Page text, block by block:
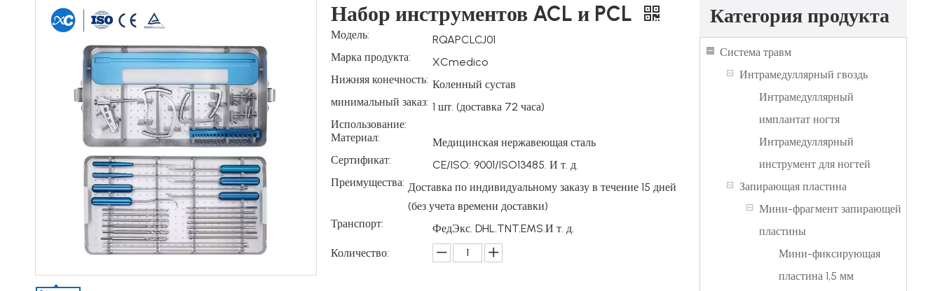
Набор инструментов ACL и PCL
Модель:
RQAPCLCJ01
Марка продукта:
XCmedico
Нижняя конечность: Коленный сустав
минимальный заказ: 1 шт. (доставка 72 часа)
Использование:
Материал:
Медицинская нержавеющая сталь
Сертификат:
CE/ISO: 9001/ISO13485. И т. д.
Преимущества: Доставка по индивидуальному заказу в течение 15 дней
(без учета времени доставки)
Транспорт:
ФедЭкс. DHL.TNT.EMS.И т. д.
Количество:
Категория продукта
Система травм
Интрамедуллярный гвоздь
Интрамедуллярный
имплантат ногтя
Интрамедуллярный
инструмент для ногтей
Запирающая пластина
Мини-фрагмент запирающей
пластины
Мини-фиксирующая
пластина 1,5 мм